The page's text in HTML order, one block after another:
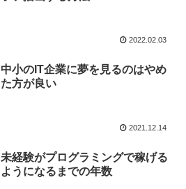
2022.02.03
中小のIT企業に夢を見るのはやめ
た方が良い
2021.12.14
未経験がプログラミングで稼げる
ようになるまでの年数